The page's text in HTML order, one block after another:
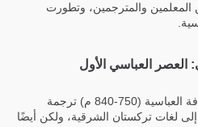
والمترجمين، وتطورت
العصر العباسي الأول
شهدت الفترة المبكرة للخلافة العباسية (750-840 م) ترجمة
لغات تركستان الشرقية، ولكن أيضًا